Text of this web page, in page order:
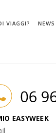
VIAGGI? NEWS
EASYWEEK